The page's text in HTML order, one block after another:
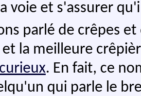
voie et s'assurer
parlé de crêpes
la meilleure
. En fait, ce
qui parle le